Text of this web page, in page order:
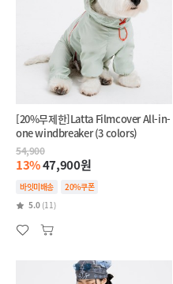
[20%무제한]Latta Filmcover All-in-
one windbreaker (3 colors)
54,900
13%47,900원
바잇미배송
20%쿠폰
5.0 (11)